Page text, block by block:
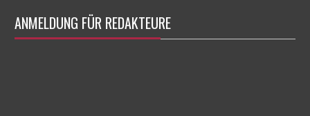
ANMELDUNG FÜR REDAKTEURE